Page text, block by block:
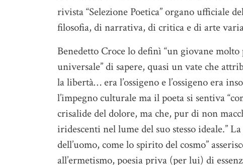
rivista “Selezione Poetica” organo ufficiale
filosofia, di narrativa, di critica e di arte
Benedetto Croce lo definì “un giovane
universale” di sapere, quasi un vate che
la libertà… era l’ossigeno e l’ossigeno era
l’impegno culturale ma il poeta si sentiva
crisalide del dolore, ma che, pur di non
iridescenti nel lume del suo stesso ideale.”
dell’uomo, come lo spirito del cosmo”
all’ermetismo, poesia priva (per lui) di